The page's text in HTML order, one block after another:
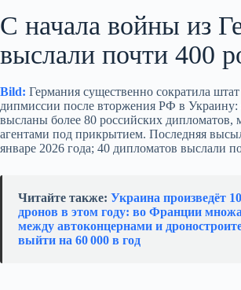
С начала войны из
выслали почти 400
Bild: Германия существенно сократила
дипмиссии после вторжения РФ в Украину:
высланы более 80 российских дипломатов,
агентами под прикрытием. Последняя
январе 2026 года; 40 дипломатов выслали
Читайте также: Украина произведёт
дронов в этом году: во Франции
между автоконцернами и
выйти на 60 000 в год